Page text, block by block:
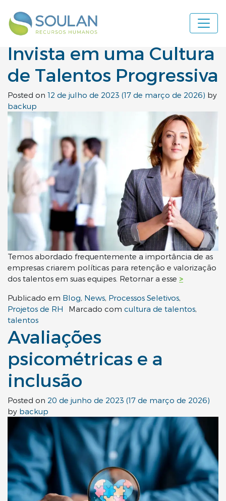
Navegação principal
Categoria:
Invista em uma Cultura
de Talentos Progressiva
Posted on 12 de julho de 2023 (17 de março de 2026) by
backup
Temos abordado frequentemente a importância de as
empresas criarem políticas para retenção e valorização
dos talentos em suas equipes. Retornar a esse >
Publicado em Blog, News, Processos Seletivos,
Projetos de RH
Marcado com cultura de talentos,
talentos
Avaliações
psicométricas e a
inclusão
Posted on 20 de junho de 2023 (17 de março de 2026)
by backup